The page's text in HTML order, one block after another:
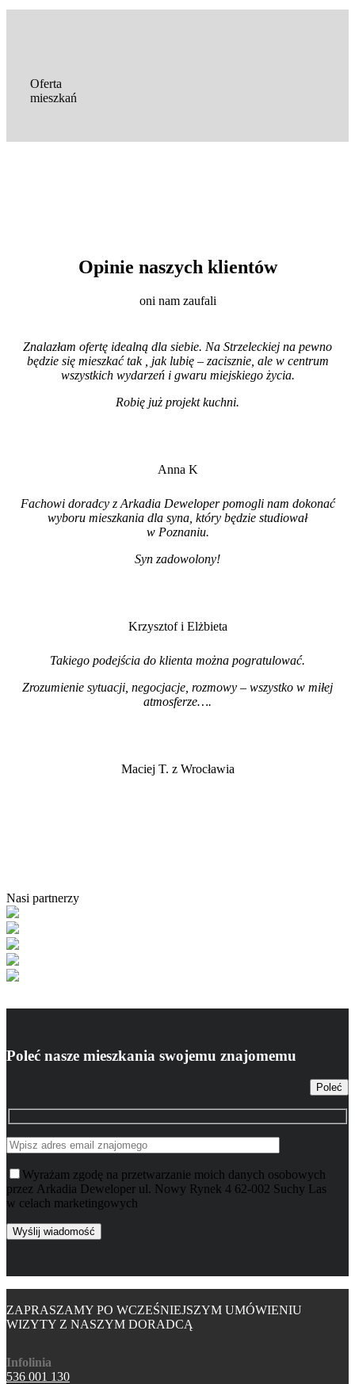
Oferta
mieszkań
Opinie naszych klientów
oni nam zaufali
Znalazłam ofertę idealną dla siebie. Na Strzeleckiej na pewno
będzie się mieszkać tak , jak lubię – zacisznie, ale w centrum
wszystkich wydarzeń i gwaru miejskiego życia.
Robię już projekt kuchni.
Anna K
Fachowi doradcy z Arkadia Deweloper pomogli nam dokonać
wyboru mieszkania dla syna, który będzie studiował
w Poznaniu.
Syn zadowolony!
Krzysztof i Elżbieta
Takiego podejścia do klienta można pogratulować.
Zrozumienie sytuacji, negocjacje, rozmowy – wszystko w miłej
atmosferze….
Maciej T. z Wrocławia
Nasi partnerzy
Poleć nasze mieszkania swojemu znajomemu
Poleć
Wyrażam zgodę na przetwarzanie moich danych osobowych
przez Arkadia Deweloper ul. Nowy Rynek 4 62-002 Suchy Las
w celach marketingowych
ZAPRASZAMY PO WCZEŚNIEJSZYM UMÓWIENIU
WIZYTY Z NASZYM DORADCĄ
Infolinia
536 001 130